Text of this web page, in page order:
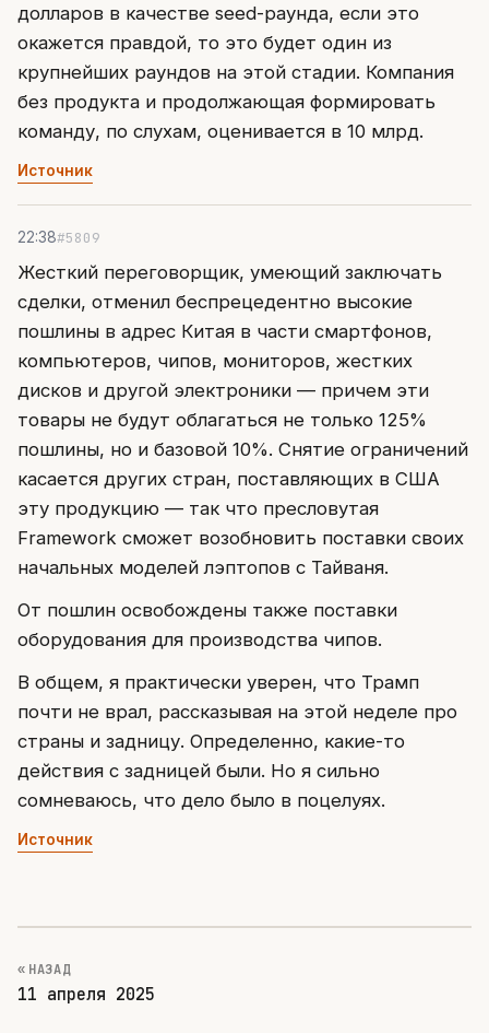
долларов в качестве seed-раунда, если это
окажется правдой, то это будет один из
крупнейших раундов на этой стадии. Компания
без продукта и продолжающая формировать
команду, по слухам, оценивается в 10 млрд.
Источник
22:38#5809
Жесткий переговорщик, умеющий заключать
сделки, отменил беспрецедентно высокие
пошлины в адрес Китая в части смартфонов,
компьютеров, чипов, мониторов, жестких
дисков и другой электроники — причем эти
товары не будут облагаться не только 125%
пошлины, но и базовой 10%. Снятие ограничений
касается других стран, поставляющих в США
эту продукцию — так что пресловутая
Framework сможет возобновить поставки своих
начальных моделей лэптопов с Тайваня.
От пошлин освобождены также поставки
оборудования для производства чипов.
В общем, я практически уверен, что Трамп
почти не врал, рассказывая на этой неделе про
страны и задницу. Определенно, какие-то
действия с задницей были. Но я сильно
сомневаюсь, что дело было в поцелуях.
Источник
« НАЗАД
11 апреля 2025